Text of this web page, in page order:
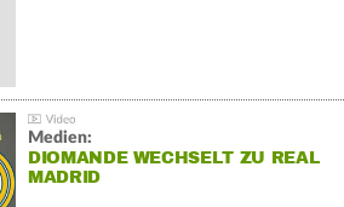
Medien:
DIOMANDE WECHSELT ZU REAL
MADRID